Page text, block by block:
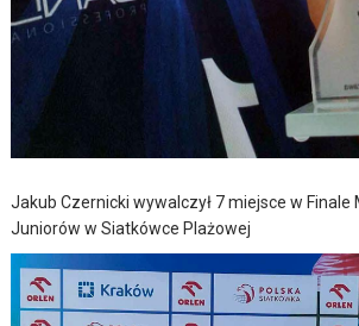
Jakub Czernicki wywalczył 7 miejsce w
Juniorów w Siatkówce Plażowej